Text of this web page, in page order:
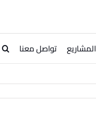
المشاريع تواصل معنا